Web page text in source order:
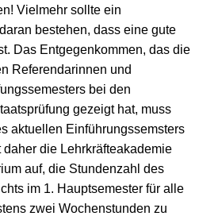
Vielmehr sollte ein
bestehen, dass eine gute
Das Entgegenkommen, das die
Referendarinnen und
bei den
gezeigt hat, muss
aktuellen Einführungssemsters
daher die Lehrkräfteakademie
auf, die Stundenzahl des
im 1. Hauptsemester für alle
zwei Wochenstunden zu